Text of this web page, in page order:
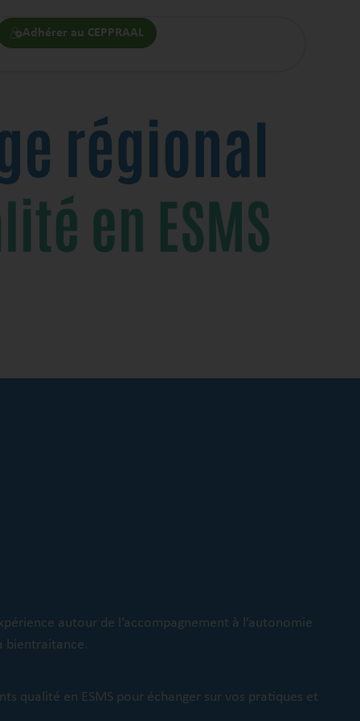
Adhérer au CEPPRAAL
autour de l’accompagnement à l’autonomie
bientraitance.
qualité en ESMS pour échanger sur vos pratiques et